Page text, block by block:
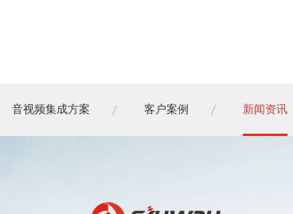
音视频集成方案 客户案例 新闻资讯